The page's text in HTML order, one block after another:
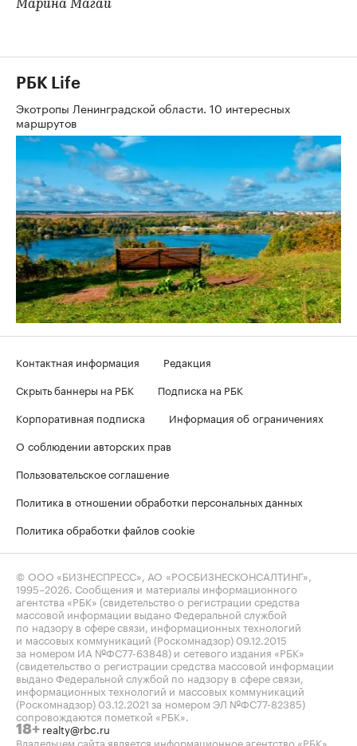
Марина Магай
РБК Life
Экотропы Ленинградской области. 10 интересных
маршрутов
Контактная информация
Редакция
Скрыть баннеры на РБК
Подписка на РБК
Корпоративная подписка
Информация об ограничениях
О соблюдении авторских прав
Пользовательское соглашение
Политика в отношении обработки персональных данных
Политика обработки файлов cookie
© ООО «БИЗНЕСПРЕСС», АО «РОСБИЗНЕСКОНСАЛТИНГ»,
1995–2026. Сообщения и материалы информационного
агентства «РБК» (свидетельство о регистрации средства
массовой информации выдано Федеральной службой
по надзору в сфере связи, информационных технологий
и массовых коммуникаций (Роскомнадзор) 09.12.2015
за номером ИА №ФС77-63848) и сетевого издания «РБК»
(свидетельство о регистрации средства массовой информации
выдано Федеральной службой по надзору в сфере связи,
информационных технологий и массовых коммуникаций
(Роскомнадзор) 03.12.2021 за номером ЭЛ №ФС77-82385)
сопровождаются пометкой «РБК».
18+ realty@rbc.ru
Владельцем сайта является информационное агентство «РБК».